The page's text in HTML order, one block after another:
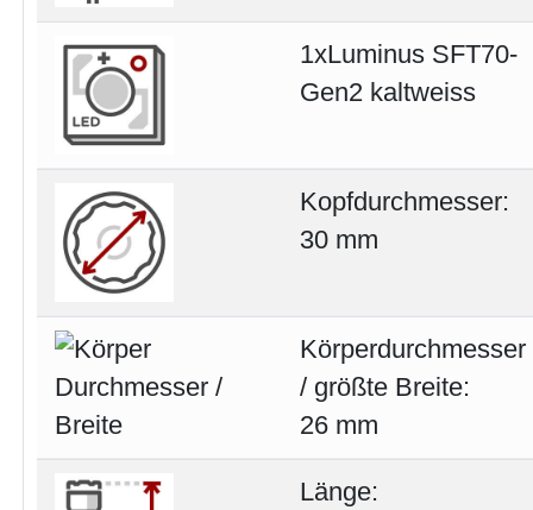
1xLuminus SFT70-
Gen2 kaltweiss
Kopfdurchmesser:
30 mm
Körperdurchmesser
/ größte Breite:
26 mm
Länge: